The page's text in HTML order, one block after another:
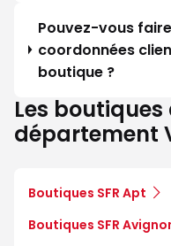
Pouvez-vous
coordonnées
boutique ?
Les
département
Boutiques SFR Apt
Boutiques SFR